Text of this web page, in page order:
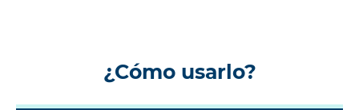
¿Cómo usarlo?